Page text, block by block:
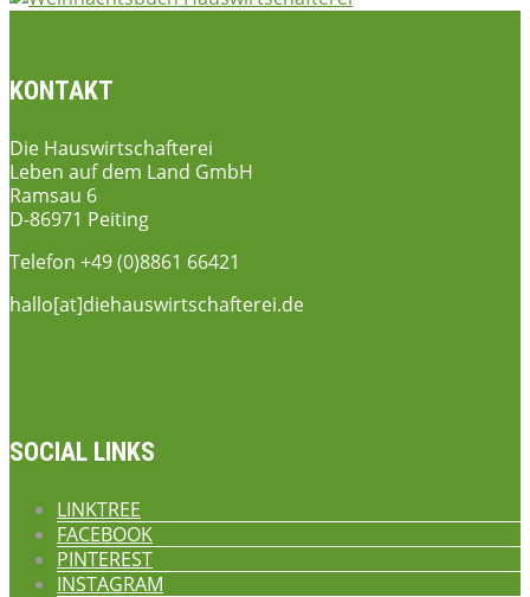
KONTAKT
Die Hauswirtschafterei
Leben auf dem Land GmbH
Ramsau 6
D-86971 Peiting
Telefon +49 (0)8861 66421
hallo[at]diehauswirtschafterei.de
SOCIAL LINKS
LINKTREE
FACEBOOK
PINTEREST
INSTAGRAM